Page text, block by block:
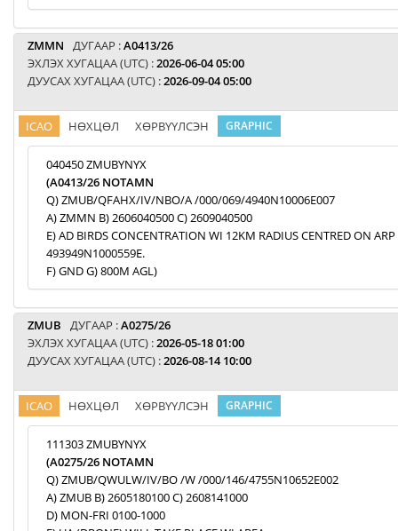
ZMMN ДУГААР :A0413/26
ЭХЛЭХ ХУГАЦАА (UTC) :2026-06-04 05:00
ДУУСАХ ХУГАЦАА (UTC) :2026-09-04 05:00
ICAO НӨХЦӨЛ ХӨРВҮҮЛСЭН GRAPHIC
040450 ZMUBYNYX
(A0413/26 NOTAMN
Q) ZMUB/QFAHX/IV/NBO/A /000/069/4940N10006E007
A) ZMMN B) 2606040500 C) 2609040500
E) AD BIRDS CONCENTRATION WI 12KM RADIUS CENTRED ON ARP
493949N1000559E.
F) GND G) 800M AGL)
ZMUB ДУГААР :A0275/26
ЭХЛЭХ ХУГАЦАА (UTC) :2026-05-18 01:00
ДУУСАХ ХУГАЦАА (UTC) :2026-08-14 10:00
ICAO НӨХЦӨЛ ХӨРВҮҮЛСЭН GRAPHIC
111303 ZMUBYNYX
(A0275/26 NOTAMN
Q) ZMUB/QWULW/IV/BO /W /000/146/4755N10652E002
A) ZMUB B) 2605180100 C) 2608141000
D) MON-FRI 0100-1000